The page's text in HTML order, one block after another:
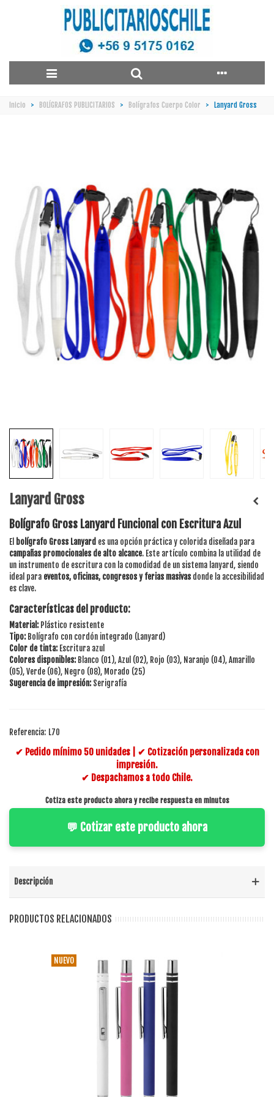
Inicio > BOLÍGRAFOS PUBLICITARIOS > Bolígrafos Cuerpo Color > Lanyard Gross
Lanyard Gross
Bolígrafo Gross Lanyard Funcional con Escritura Azul
El bolígrafo Gross Lanyard es una opción práctica y colorida diseñada para
campañas promocionales de alto alcance. Este artículo combina la utilidad de
un instrumento de escritura con la comodidad de un sistema lanyard, siendo
ideal para eventos, oficinas, congresos y ferias masivas donde la accesibilidad
es clave.
Características del producto:
Material: Plástico resistente
Tipo: Bolígrafo con cordón integrado (Lanyard)
Color de tinta: Escritura azul
Colores disponibles: Blanco (01), Azul (02), Rojo (03), Naranjo (04), Amarillo
(05), Verde (06), Negro (08), Morado (25)
Sugerencia de impresión: Serigrafía
Referencia: L70
✔ Pedido mínimo 50 unidades | ✔ Cotización personalizada con
impresión.
✔ Despachamos a todo Chile.
Cotiza este producto ahora y recibe respuesta en minutos
💬 Cotizar este producto ahora
Descripción
PRODUCTOS RELACIONADOS
NUEVO